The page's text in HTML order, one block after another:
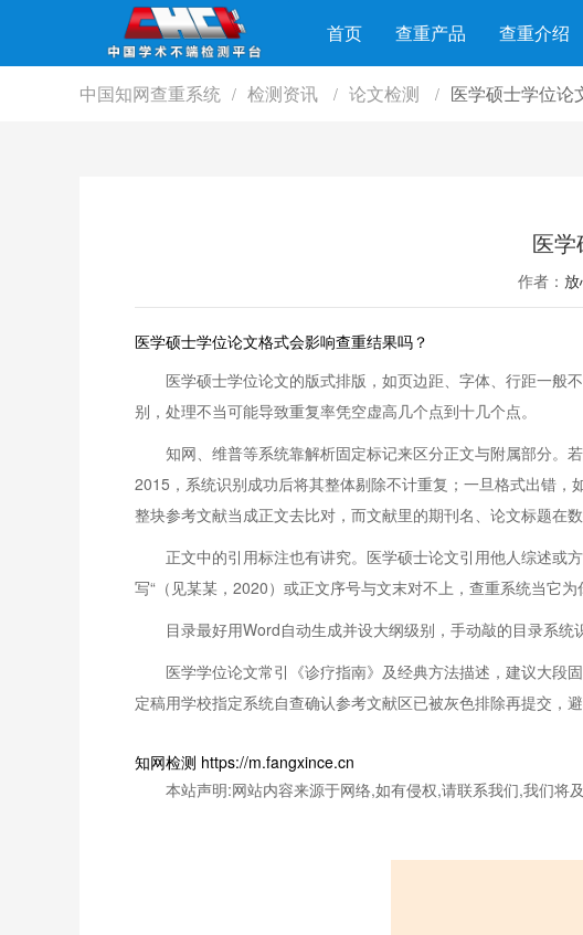
首页 查重产品 查重介绍
中国知网查重系统 / 检测资讯 / 论文检测 / 医学硕士学位论
医
作者：
医学硕士学位论文格式会影响查重结果吗？
医学硕士学位论文的版式排版，如页边距、字体、行距一般
别，处理不当可能导致重复率凭空虚高几个点到十几个点。
知网、维普等系统靠解析固定标记来区分正文与附属部分。
2015，系统识别成功后将其整体剔除不计重复；一旦格式出错
整块参考文献当成正文去比对，而文献里的期刊名、论文标题在
正文中的引用标注也有讲究。医学硕士论文引用他人综述或
写“（见某某，2020）或正文序号与文末对不上，查重系统当它为
目录最好用Word自动生成并设大纲级别，手动敲的目录系
医学学位论文常引《诊疗指南》及经典方法描述，建议大段
定稿用学校指定系统自查确认参考文献区已被灰色排除再提交，
知网检测 https://m.fangxince.cn
本站声明:网站内容来源于网络,如有侵权,请联系我们,我们将及